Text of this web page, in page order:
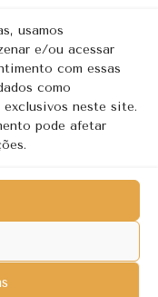
usamos
e/ou acessar
com essas
como
neste site.
pode afetar
MAIS
2 »
Clínica. Todos os